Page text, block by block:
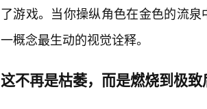
了游戏。当你操纵角色在金色的流
一概念最生动的视觉诠释。
这不再是枯萎，而是燃烧到极致